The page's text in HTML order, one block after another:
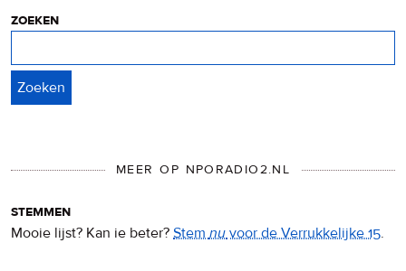
zoeken
MEER OP NPORADIO2.NL
stemmen
Mooie lijst? Kan ie beter? Stemnuvoor de Verrukkelijke 15.